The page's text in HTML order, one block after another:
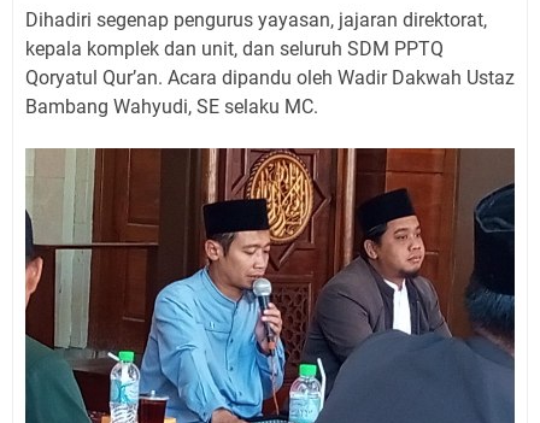
Dihadiri segenap pengurus yayasan, jajaran direktorat,
kepala komplek dan unit, dan seluruh SDM PPTQ
Qoryatul Qur’an. Acara dipandu oleh Wadir Dakwah Ustaz
Bambang Wahyudi, SE selaku MC.